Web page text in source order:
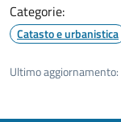
Categorie:
Catasto e urbanistica
Ultimo aggiornamento: